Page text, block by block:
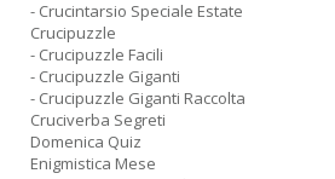
- Crucintarsio Speciale Estate
Crucipuzzle
- Crucipuzzle Facili
- Crucipuzzle Giganti
- Crucipuzzle Giganti Raccolta
Cruciverba Segreti
Domenica Quiz
Enigmistica Mese